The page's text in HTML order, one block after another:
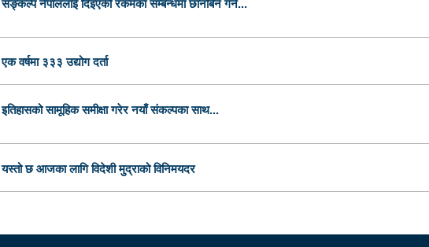
सङ्कल्प नेपाललाई दिइएको रकमका सम्बन्धमा छानबिन गर्न...
एक वर्षमा ३३३ उद्योग दर्ता
इतिहासको सामूहिक समीक्षा गरेर नयाँ संकल्पका साथ...
यस्तो छ आजका लागि विदेशी मुद्राको विनिमयदर